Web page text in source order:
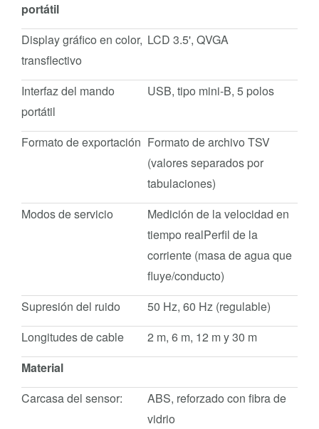
portátil
Display gráfico en color,
transflectivo
LCD 3.5', QVGA
Interfaz del mando
portátil
USB, tipo mini-B, 5 polos
Formato de exportación Formato de archivo TSV
(valores separados por
tabulaciones)
Modos de servicio
Medición de la velocidad en
tiempo realPerfil de la
corriente (masa de agua que
fluye/conducto)
Supresión del ruido
50 Hz, 60 Hz (regulable)
Longitudes de cable
2 m, 6 m, 12 m y 30 m
Material
Carcasa del sensor:
ABS, reforzado con fibra de
vidrio